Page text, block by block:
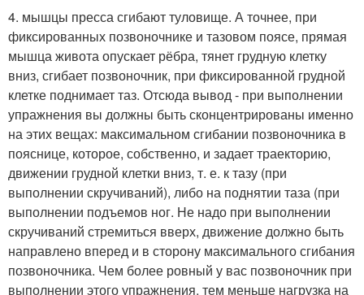
4. мышцы пресса сгибают туловище. А точнее, при
фиксированных позвоночнике и тазовом поясе, прямая
мышца живота опускает рёбра, тянет грудную клетку
вниз, сгибает позвоночник, при фиксированной грудной
клетке поднимает таз. Отсюда вывод - при выполнении
упражнения вы должны быть сконцентрированы именно
на этих вещах: максимальном сгибании позвоночника в
пояснице, которое, собственно, и задает траекторию,
движении грудной клетки вниз, т. е. к тазу (при
выполнении скручиваний), либо на поднятии таза (при
выполнении подъемов ног. Не надо при выполнении
скручиваний стремиться вверх, движение должно быть
направлено вперед и в сторону максимального сгибания
позвоночника. Чем более ровный у вас позвоночник при
выполнении этого упражнения, тем меньше нагрузка на